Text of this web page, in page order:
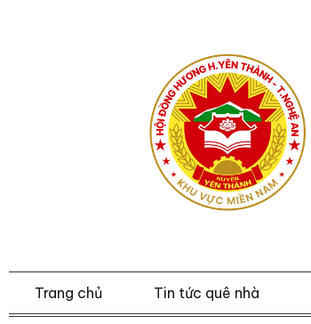
Trang chủ Tin tức quê nhà